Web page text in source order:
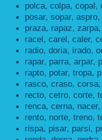
polca, colpa, copal,
posar, sopar,
praza, rapaz,
racel, carel, caler,
radio, doria, irado,
rapar, parra, arpar,
rapto, potar, tropa,
rasco, craso,
recto, cetro, corte,
renca, cerna,
rento, norte, treno,
rispa, pisar, parsi,